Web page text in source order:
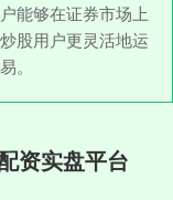
能够在证券市场上
股用户更灵活地运
。
资实盘平台